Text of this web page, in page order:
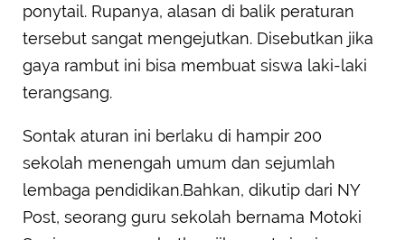
ponytail. Rupanya, alasan di balik peraturan
tersebut sangat mengejutkan. Disebutkan jika
gaya rambut ini bisa membuat siswa laki-laki
terangsang.
Sontak aturan ini berlaku di hampir 200
sekolah menengah umum dan sejumlah
lembaga pendidikan.Bahkan, dikutip dari NY
Post, seorang guru sekolah bernama Motoki